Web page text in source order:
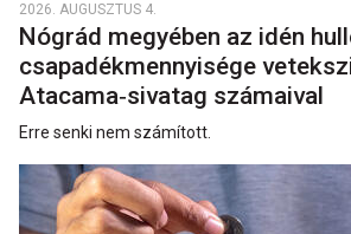
2026. AUGUSZTUS 4.
Nógrád megyében az idén
csapadékmennyisége
Atacama‑sivatag számaival
Erre senki nem számított.